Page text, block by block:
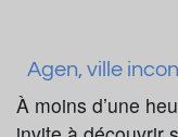
Agen, ville
À moins d’une